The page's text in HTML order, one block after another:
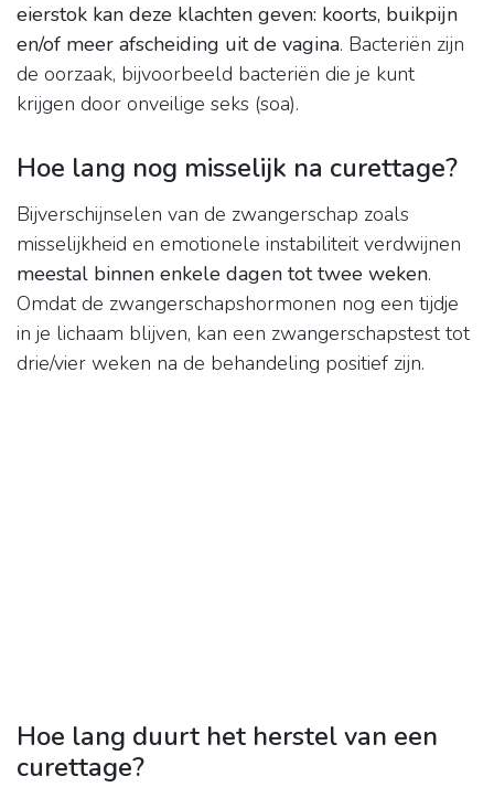
eierstok kan deze klachten geven: koorts, buikpijn
en/of meer afscheiding uit de vagina. Bacteriën zijn
de oorzaak, bijvoorbeeld bacteriën die je kunt
krijgen door onveilige seks (soa).
Hoe lang nog misselijk na curettage?
Bijverschijnselen van de zwangerschap zoals
misselijkheid en emotionele instabiliteit verdwijnen
meestal binnen enkele dagen tot twee weken.
Omdat de zwangerschapshormonen nog een tijdje
in je lichaam blijven, kan een zwangerschapstest tot
drie/vier weken na de behandeling positief zijn.
Hoe lang duurt het herstel van een
curettage?